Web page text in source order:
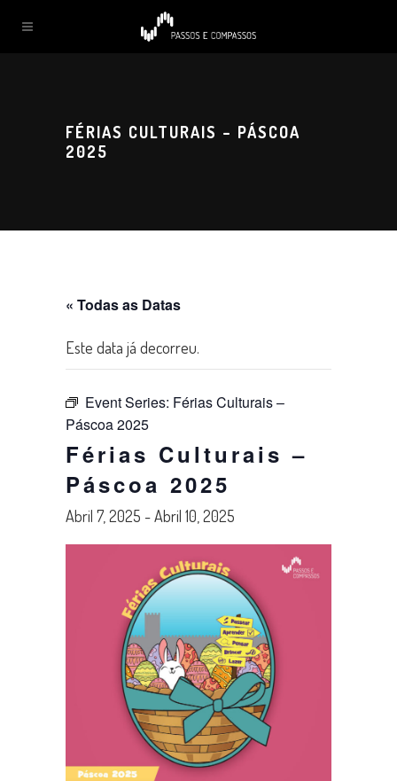
FÉRIAS CULTURAIS – PÁSCOA
2025
« Todas as Datas
Este data já decorreu.
Event Series: Férias Culturais –
Páscoa 2025
Férias Culturais –
Páscoa 2025
Abril 7, 2025 -Abril 10, 2025